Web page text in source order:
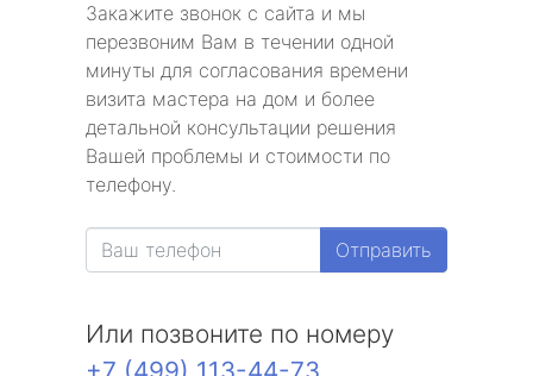
Закажите звонок с сайта и мы
перезвоним Вам в течении одной
минуты для согласования времени
визита мастера на дом и более
детальной консультации решения
Вашей проблемы и стоимости по
телефону.
Отправить
Или позвоните по номеру